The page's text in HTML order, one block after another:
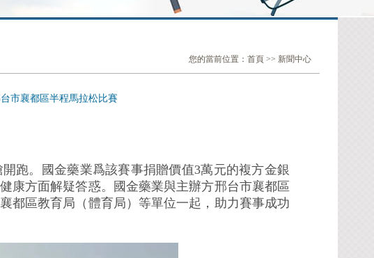
您的當前位置： 首頁 >> 新聞中心
市襄都區半程馬拉松比賽
跑。國金藥業爲該賽事捐贈價值3萬元的複方金銀
康方面解疑答惑。國金藥業與主辦方邢台市襄都區
都區教育局（體育局）等單位一起，助力賽事成功